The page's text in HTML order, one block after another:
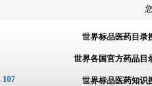
107
世界标品医药目录
世界各国官方药品目
世界标品医药知识